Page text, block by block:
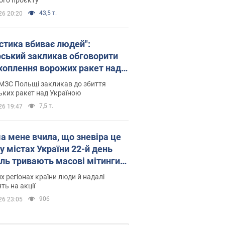
20:20 43,5 т.
вбиває людей":
закликав обговорити
ворожих ракет над
Польщі закликав до збиття
ракет над Україною
19:47 7,5 т.
мене вчила, що зневіра це
містах України 22-й день
тривають масові мітинги
Федорова. Фото і
регіонах країни люди й надалі
на акції
23:05 906